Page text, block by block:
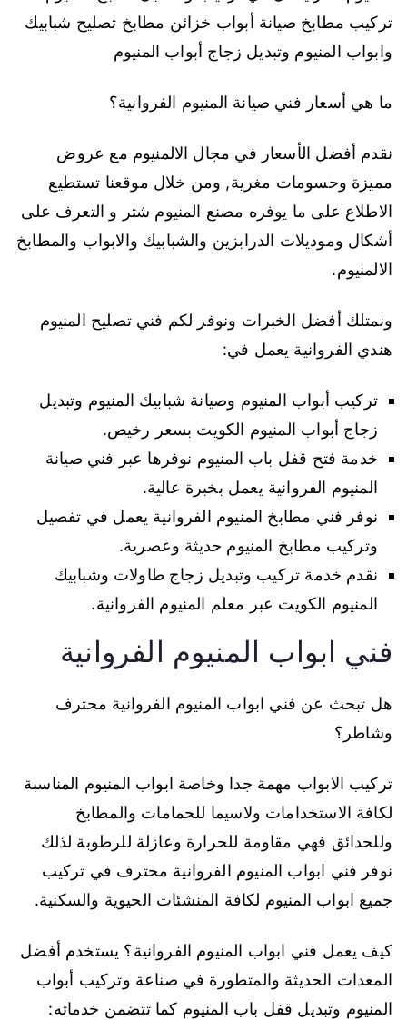
تركيب مطابخ صيانة أبواب خزائن مطابخ تصليح شبابيك
وابواب المنيوم وتبديل زجاج أبواب المنيوم
ما هي أسعار فني صيانة المنيوم الفروانية؟
نقدم أفضل الأسعار في مجال الالمنيوم مع عروض
مميزة وحسومات مغرية, ومن خلال موقعنا تستطيع
الاطلاع على ما يوفره مصنع المنيوم شتر و التعرف على
أشكال وموديلات الدرابزين والشبابيك والابواب والمطابخ
الالمنيوم.
ونمتلك أفضل الخبرات ونوفر لكم فني تصليح المنيوم
هندي الفروانية يعمل في:
تركيب أبواب المنيوم وصيانة شبابيك المنيوم وتبديل
زجاج أبواب المنيوم الكويت بسعر رخيص.
خدمة فتح قفل باب المنيوم نوفرها عبر فني صيانة
المنيوم الفروانية يعمل بخبرة عالية.
نوفر فني مطابخ المنيوم الفروانية يعمل في تفصيل
وتركيب مطابخ المنيوم حديثة وعصرية.
نقدم خدمة تركيب وتبديل زجاج طاولات وشبابيك
المنيوم الكويت عبر معلم المنيوم الفروانية.
فني ابواب المنيوم الفروانية
هل تبحث عن فني ابواب المنيوم الفروانية محترف
وشاطر؟
تركيب الابواب مهمة جدا وخاصة ابواب المنيوم المناسبة
لكافة الاستخدامات ولاسيما للحمامات والمطابخ
وللحدائق فهي مقاومة للحرارة وعازلة للرطوبة لذلك
نوفر فني ابواب المنيوم الفروانية محترف في تركيب
جميع ابواب المنيوم لكافة المنشئات الحيوية والسكنية.
كيف يعمل فني ابواب المنيوم الفروانية؟ يستخدم أفضل
المعدات الحديثة والمتطورة في صناعة وتركيب أبواب
المنيوم وتبديل قفل باب المنيوم كما تتضمن خدماته: